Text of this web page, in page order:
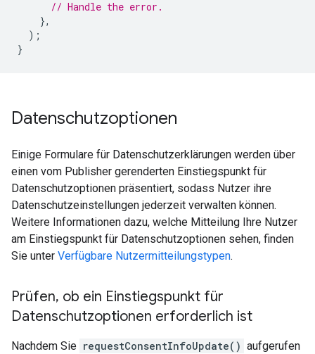
// Handle the error.
},
);
}
Datenschutzoptionen
Einige Formulare für Datenschutzerklärungen werden über
einen vom Publisher gerenderten Einstiegspunkt für
Datenschutzoptionen präsentiert, sodass Nutzer ihre
Datenschutzeinstellungen jederzeit verwalten können.
Weitere Informationen dazu, welche Mitteilung Ihre Nutzer
am Einstiegspunkt für Datenschutzoptionen sehen, finden
Sie unter Verfügbare Nutzermitteilungstypen.
Prüfen, ob ein Einstiegspunkt für
Datenschutzoptionen erforderlich ist
Nachdem Sie requestConsentInfoUpdate() aufgerufen